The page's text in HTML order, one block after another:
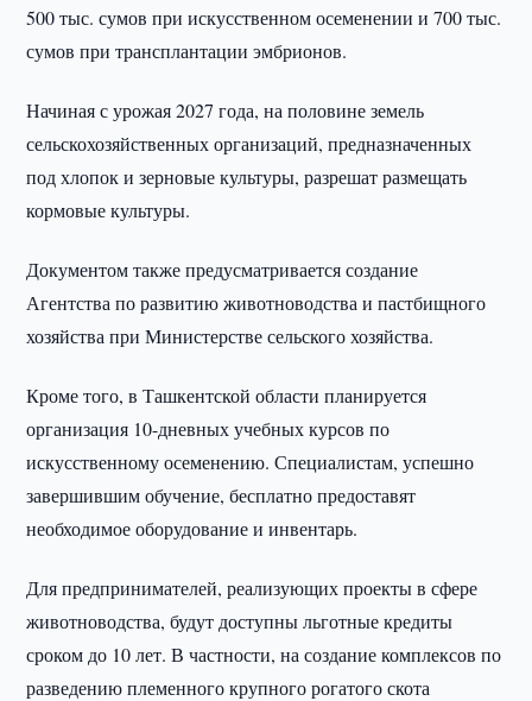
500 тыс. сумов при искусственном осеменении и 700 тыс.
сумов при трансплантации эмбрионов.
Начиная с урожая 2027 года, на половине земель
сельскохозяйственных организаций, предназначенных
под хлопок и зерновые культуры, разрешат размещать
кормовые культуры.
Документом также предусматривается создание
Агентства по развитию животноводства и пастбищного
хозяйства при Министерстве сельского хозяйства.
Кроме того, в Ташкентской области планируется
организация 10-дневных учебных курсов по
искусственному осеменению. Специалистам, успешно
завершившим обучение, бесплатно предоставят
необходимое оборудование и инвентарь.
Для предпринимателей, реализующих проекты в сфере
животноводства, будут доступны льготные кредиты
сроком до 10 лет. В частности, на создание комплексов по
разведению племенного крупного рогатого скота